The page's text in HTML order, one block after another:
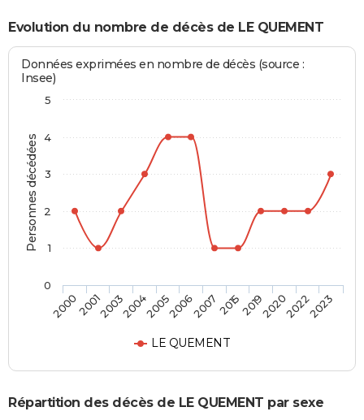
Evolution du nombre de décès de LE QUEMENT
Personnes décédées
Données exprimées en nombre de décès (source :
Insee)
LE QUEMENT
200020012003200420052006200720152019202020222023
0
1
2
3
4
5
Répartition des décès de LE QUEMENT par sexe